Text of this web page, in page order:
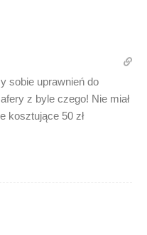
sobie uprawnień do
z byle czego! Nie miał
kosztujące 50 zł